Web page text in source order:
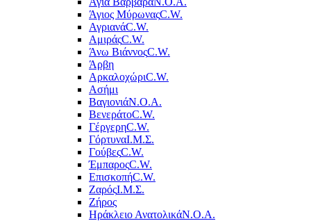
Άγιος ΜύρωναςC.W.
ΑγριανάC.W.
ΑμιράςC.W.
Άνω ΒιάννοςC.W.
Άρβη
ΑρκαλοχώριC.W.
Ασήμι
ΒαγιονιάΝ.Ο.Α.
ΒενεράτοC.W.
ΓέργερηC.W.
ΓόρτυναΙ.Μ.Σ.
ΓούβεςC.W.
ΈμπαροςC.W.
ΕπισκοπήC.W.
ΖαρόςΙ.Μ.Σ.
Ζήρος
Ηράκλειο ΑνατολικάΝ.Ο.Α.